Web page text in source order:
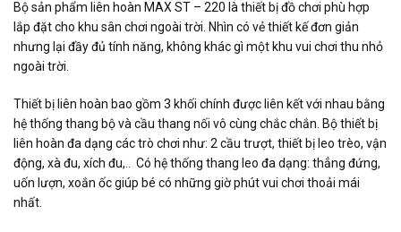
Bộ sản phẩm liên hoàn MAX ST – 220 là thiết bị đồ chơi phù hợp
lắp đặt cho khu sân chơi ngoài trời. Nhìn có vẻ thiết kế đơn giản
nhưng lại đầy đủ tính năng, không khác gì một khu vui chơi thu nhỏ
ngoài trời.
Thiết bị liên hoàn bao gồm 3 khối chính được liên kết với nhau bằng
hệ thống thang bộ và cầu thang nối vô cùng chắc chắn. Bộ thiết bị
liên hoàn đa dạng các trò chơi như: 2 cầu trượt, thiết bị leo trèo, vận
động, xà đu, xích đu,.. Có hệ thống thang leo đa dạng: thẳng đứng,
uốn lượn, xoắn ốc giúp bé có những giờ phút vui chơi thoải mái
nhất.